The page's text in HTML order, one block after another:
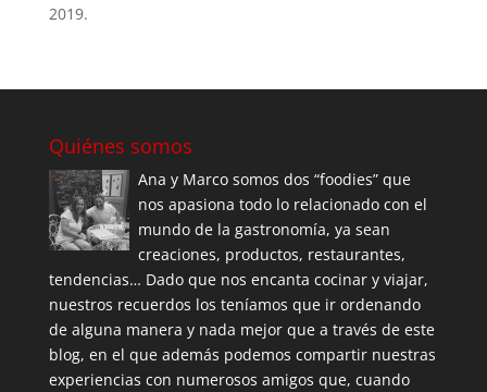
2019.
Quiénes somos
Ana y Marco somos dos “foodies” que
nos apasiona todo lo relacionado con el
mundo de la gastronomía, ya sean
creaciones, productos, restaurantes,
tendencias… Dado que nos encanta cocinar y viajar,
nuestros recuerdos los teníamos que ir ordenando
de alguna manera y nada mejor que a través de este
blog, en el que además podemos compartir nuestras
experiencias con numerosos amigos que, cuando